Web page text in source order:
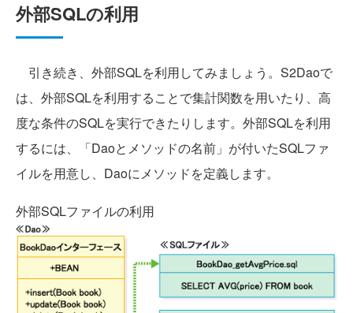
外部SQLの利用
引き続き、外部SQLを利用してみましょう。S2Daoで
は、外部SQLを利用することで集計関数を用いたり、高
度な条件のSQLを実行できたりします。外部SQLを利用
するには、「Daoとメソッドの名前」が付いたSQLファ
イルを用意し、Daoにメソッドを定義します。
外部SQLファイルの利用